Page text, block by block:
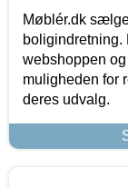
Møblér.dk
webshoppen
muligheden for
deres udvalg.